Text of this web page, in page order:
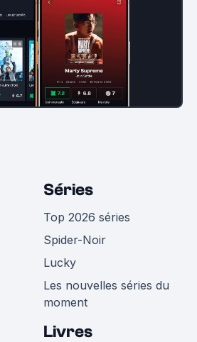
Séries
Top 2026 séries
Spider-Noir
Lucky
Les nouvelles séries du
moment
Livres